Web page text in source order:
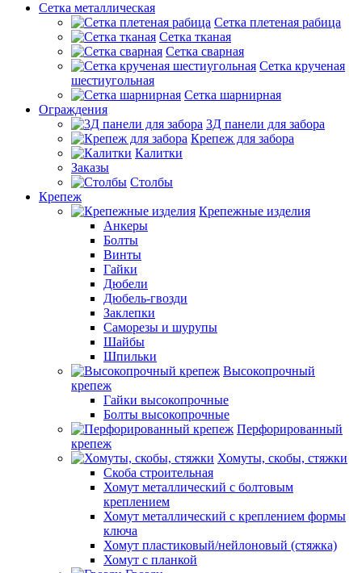
Сетка металлическая
Сетка плетеная рабица
Сетка тканая
Сетка сварная
Сетка крученая
шестиугольная
Сетка шарнирная
Ограждения
3Д панели для забора
Крепеж для забора
Калитки
Заказы
Столбы
Крепеж
Крепежные изделия
Анкеры
Болты
Винты
Гайки
Дюбели
Дюбель-гвозди
Заклепки
Саморезы и шурупы
Шайбы
Шпильки
Высокопрочный
крепеж
Гайки высокопрочные
Болты высокопрочные
Перфорированный
крепеж
Хомуты, скобы, стяжки
Скоба строительная
Хомут металлический с болтовым
креплением
Хомут металлический с креплением формы
ключа
Хомут пластиковый/нейлоновый (стяжка)
Хомут с планкой